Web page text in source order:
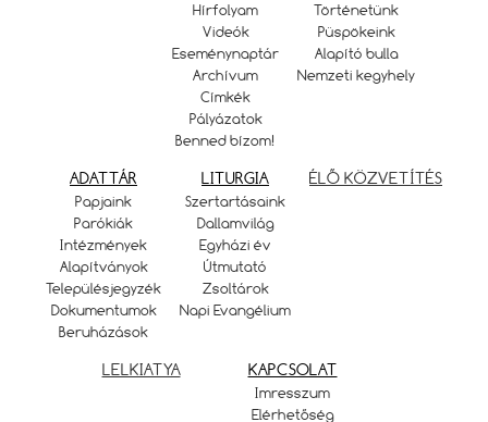
Hírfolyam
Videók
Eseménynaptár
Archívum
Címkék
Pályázatok
Benned bízom!
Történetünk
Püspökeink
Alapító bulla
Nemzeti kegyhely
ADATTÁR
Papjaink
Parókiák
Intézmények
Alapítványok
Településjegyzék
Dokumentumok
Beruházások
LITURGIA
Szertartásaink
Dallamvilág
Egyházi év
Útmutató
Zsoltárok
Napi Evangélium
ÉLŐ KÖZVETÍTÉS
LELKIATYA KAPCSOLAT
Imresszum
Elérhetőség